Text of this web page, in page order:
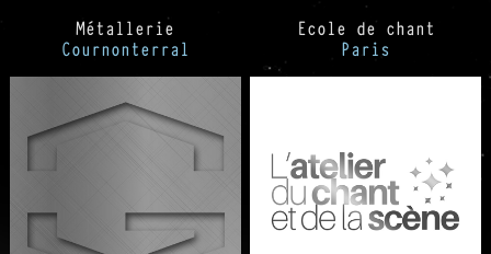
Métallerie
Cournonterral
Ecole de chant
Paris